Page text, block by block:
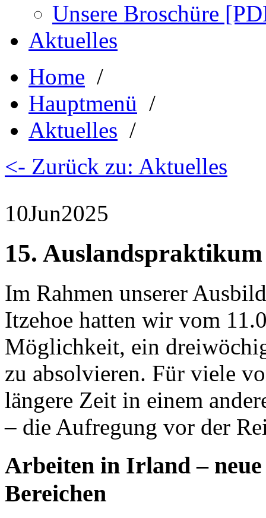
Unsere Broschüre
Aktuelles
Home /
Hauptmenü /
Aktuelles /
<- Zurück zu: Aktuelles
10Jun2025
15.
Im Rahmen unserer
Itzehoe hatten wir vom
Möglichkeit, ein
zu absolvieren. Für viele
längere Zeit in einem
– die Aufregung vor der
Arbeiten in Irland –
Bereichen